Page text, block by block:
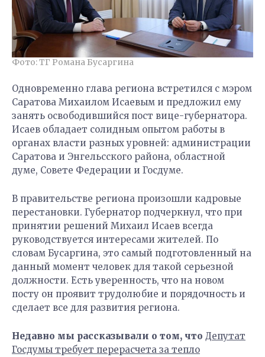
Фото: ТГ Романа Бусаргина
Одновременно глава региона встретился с мэром
Саратова Михаилом Исаевым и предложил ему
занять освободившийся пост вице-губернатора.
Исаев обладает солидным опытом работы в
органах власти разных уровней: администрации
Саратова и Энгельсского района, областной
думе, Совете Федерации и Госдуме.
В правительстве региона произошли кадровые
перестановки. Губернатор подчеркнул, что при
принятии решений Михаил Исаев всегда
руководствуется интересами жителей. По
словам Бусаргина, это самый подготовленный на
данный момент человек для такой серьезной
должности. Есть уверенность, что на новом
посту он проявит трудолюбие и порядочность и
сделает все для развития региона.
Недавно мы рассказывали о том, что Депутат
Госдумы требует перерасчета за тепло